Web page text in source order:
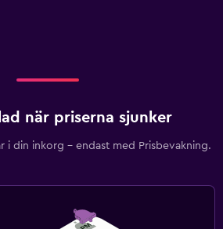
när priserna sjunker
i din inkorg – endast med Prisbevakning.